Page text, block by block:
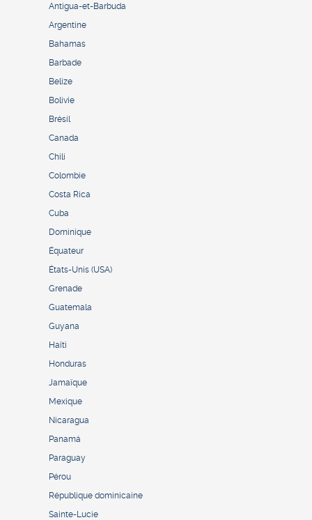
Antigua-et-Barbuda
Argentine
Bahamas
Barbade
Belize
Bolivie
Brésil
Canada
Chili
Colombie
Costa Rica
Cuba
Dominique
Équateur
États-Unis (USA)
Grenade
Guatemala
Guyana
Haïti
Honduras
Jamaïque
Mexique
Nicaragua
Panamá
Paraguay
Pérou
République dominicaine
Sainte-Lucie